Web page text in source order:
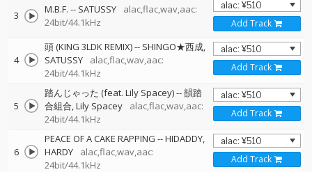
3 M.B.F. -- SATUSSY
alac,flac,wav,aac:
24bit/44.1kHz
Add Track
4
頭 (KING 3LDK REMIX)-- SHINGO★西成
SATUSSY
alac,flac,wav,aac:
24bit/44.1kHz
Add Track
5
踏んじゃった (feat. Lily Spacey)--韻踏
合組合 Lily Spacey
alac,flac,wav,aac:
24bit/44.1kHz
Add Track
6
PEACE OF A CAKE RAPPING --HIDADDY
HARDY
alac,flac,wav,aac:
24bit/44.1kHz
Add Track